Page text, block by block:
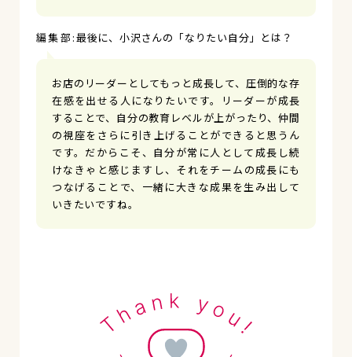
最後に、小沢さんの「なりたい自分」とは？
お店のリーダーとしてもっと成長して、圧倒的な存
在感を出せる人になりたいです。リーダーが成長
することで、自分の教育レベルが上がったり、仲間
の視座をさらに引き上げることができると思うん
です。だからこそ、自分が常に人として成長し続
けなきゃと感じますし、それをチームの成長にも
つなげることで、一緒に大きな成果を生み出して
いきたいですね。